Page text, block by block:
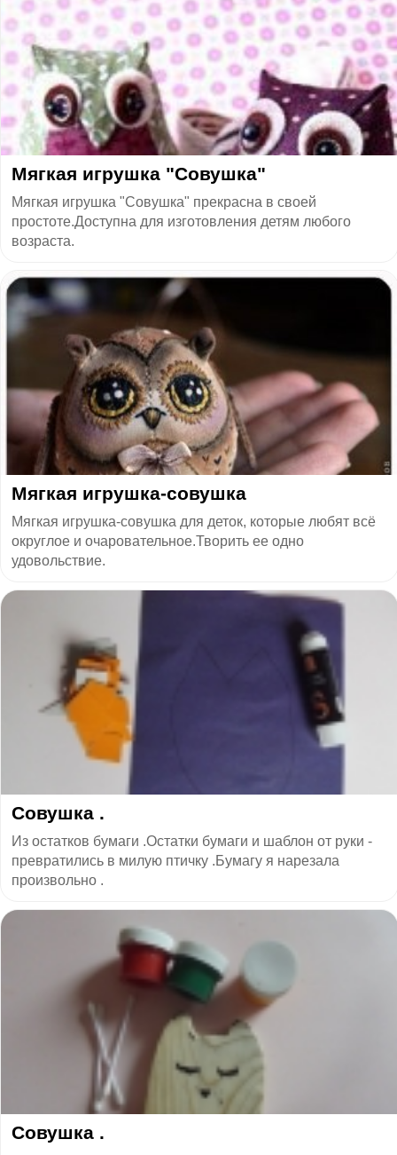
Мягкая игрушка "Совушка"
Мягкая игрушка "Совушка" прекрасна в своей
простоте.Доступна для изготовления детям любого
возраста.
Мягкая игрушка-совушка
Мягкая игрушка-совушка для деток, которые любят всё
округлое и очаровательное.Творить ее одно
удовольствие.
Совушка .
Из остатков бумаги .Остатки бумаги и шаблон от руки -
превратились в милую птичку .Бумагу я нарезала
произвольно .
Совушка .